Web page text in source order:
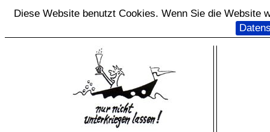
Diese Website benutzt Cookies. Wenn Sie die Website